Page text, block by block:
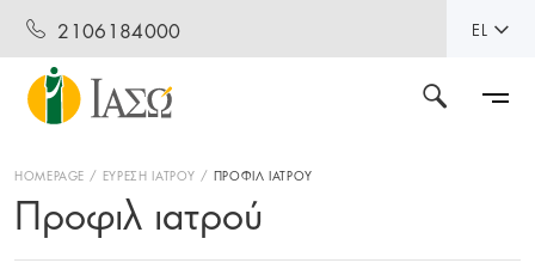
2106184000 EL
HOMEPAGE ΕΥΡΕΣΗ ΙΑΤΡΟΥ ΠΡΟΦΙΛ ΙΑΤΡΟΥ
Προφιλ ιατρού